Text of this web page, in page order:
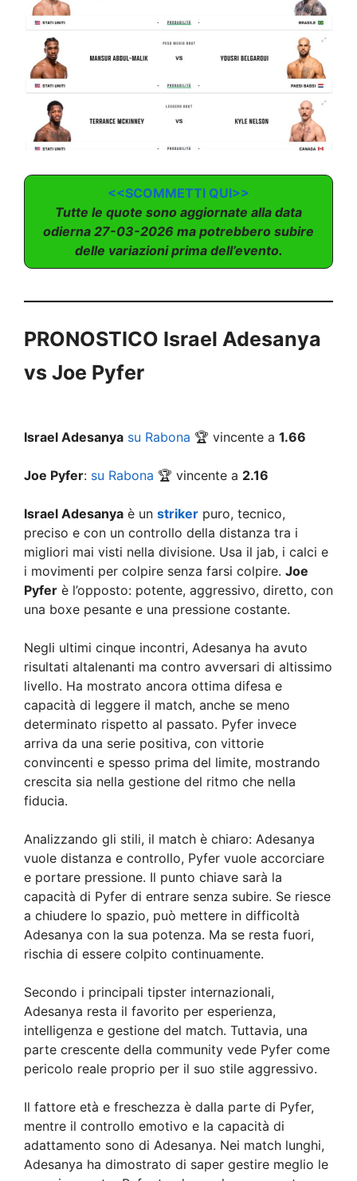
<<SCOMMETTI QUI>>
Tutte le quote sono aggiornate alla data
odierna 27-03-2026 ma potrebbero subire
delle variazioni prima dell’evento.
PRONOSTICO Israel Adesanya
vs Joe Pyfer
Israel Adesanya su Rabona 🏆 vincente a 1.66
Joe Pyfer: su Rabona 🏆 vincente a 2.16
Israel Adesanya è un striker puro, tecnico,
preciso e con un controllo della distanza tra i
migliori mai visti nella divisione. Usa il jab, i calci e
i movimenti per colpire senza farsi colpire. Joe
Pyfer è l’opposto: potente, aggressivo, diretto, con
una boxe pesante e una pressione costante.
Negli ultimi cinque incontri, Adesanya ha avuto
risultati altalenanti ma contro avversari di altissimo
livello. Ha mostrato ancora ottima difesa e
capacità di leggere il match, anche se meno
determinato rispetto al passato. Pyfer invece
arriva da una serie positiva, con vittorie
convincenti e spesso prima del limite, mostrando
crescita sia nella gestione del ritmo che nella
fiducia.
Analizzando gli stili, il match è chiaro: Adesanya
vuole distanza e controllo, Pyfer vuole accorciare
e portare pressione. Il punto chiave sarà la
capacità di Pyfer di entrare senza subire. Se riesce
a chiudere lo spazio, può mettere in difficoltà
Adesanya con la sua potenza. Ma se resta fuori,
rischia di essere colpito continuamente.
Secondo i principali tipster internazionali,
Adesanya resta il favorito per esperienza,
intelligenza e gestione del match. Tuttavia, una
parte crescente della community vede Pyfer come
pericolo reale proprio per il suo stile aggressivo.
Il fattore età e freschezza è dalla parte di Pyfer,
mentre il controllo emotivo e la capacità di
adattamento sono di Adesanya. Nei match lunghi,
Adesanya ha dimostrato di saper gestire meglio le